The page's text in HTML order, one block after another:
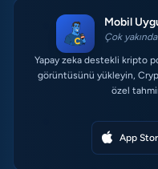
Mobil
Çok
Yapay zeka destekli kripto
görüntüsünü yükleyin,
özel
App